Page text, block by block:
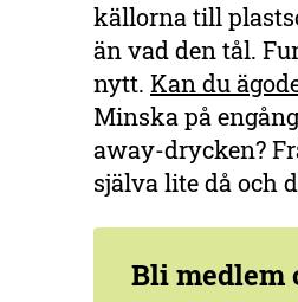
källorna till
än vad den tål.
nytt. Kan du
Minska på
away-drycken?
själva lite då och
Bli medlem